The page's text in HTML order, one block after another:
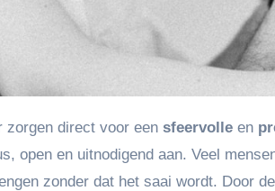
zorgen direct voor een sfeervolle en
open en uitnodigend aan. Veel
zonder dat het saai wordt. Door